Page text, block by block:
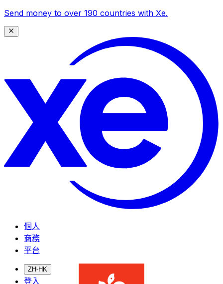
Send money to over 190 countries with Xe.
個人
商務
平台
ZH-HK
登入